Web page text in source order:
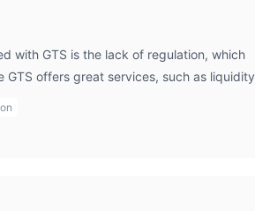
with GTS is the lack of regulation, which
GTS offers great services, such as liquidity
financial instruments, the absence of
about fees, which can make it